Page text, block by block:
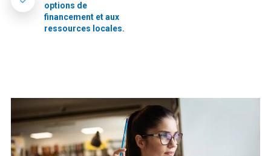
options de
financement et aux
ressources locales.